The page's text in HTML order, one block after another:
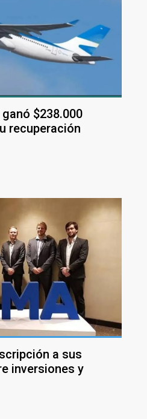
$238.000
recuperación
a sus
inversiones y